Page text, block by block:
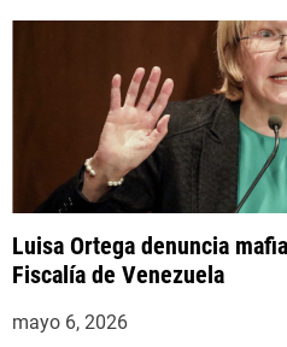
Luisa Ortega denuncia
Fiscalía de Venezuela
mayo 6, 2026